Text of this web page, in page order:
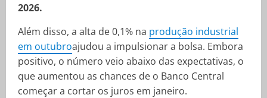
2026.
Além disso, a alta de 0,1% na produção industrial
em outubroajudou a impulsionar a bolsa. Embora
positivo, o número veio abaixo das expectativas, o
que aumentou as chances de o Banco Central
começar a cortar os juros em janeiro.